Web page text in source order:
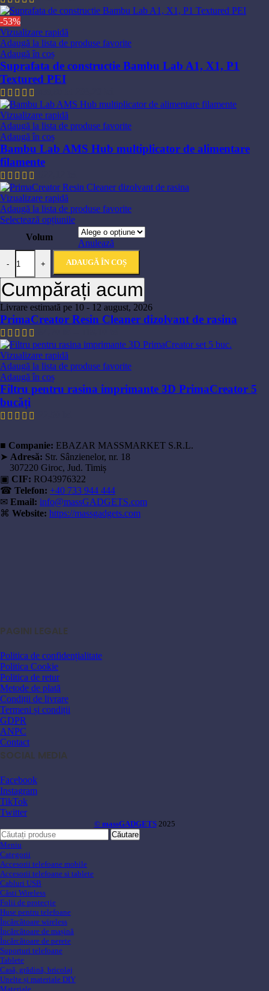
-53%
Vizualizare rapidă
Adaugă la lista de produse favorite
Adaugă în coș
Suprafata de constructie Bambu Lab A1, X1, P1
Textured PEI
Vizualizare rapidă
Adaugă la lista de produse favorite
Adaugă în coș
Bambu Lab AMS Hub multiplicator de alimentare
filamente
Vizualizare rapidă
Adaugă la lista de produse favorite
Selectează opțiunile
Volum
Anulează
- + ADAUGĂ ÎN COȘ
Cumpărați acum
Livrare estimată pe 10 - 12 august, 2026
PrimaCreator Resin Cleaner dizolvant de rasina
Vizualizare rapidă
Adaugă la lista de produse favorite
Adaugă în coș
Filtru pentru rasina imprimante 3D PrimaCreator 5
bucăți
■ Companie: EBAZAR MASSMARKET S.R.L.
➤ Adresă: Str. Sânzienelor, nr. 18
307220 Giroc, Jud. Timiș
▣ CIF: RO43976322
☎ Telefon: +40 733 944 444
✉ Email: info@massGADGETS.com
⌘ Website: https://massgadgets.com
PAGINI LEGALE
Politica de confidențialitate
Politica Cookie
Politica de retur
Metode de plată
Condiții de livrare
Termeni și condiții
GDPR
ANPC
Contact
SOCIAL MEDIA
Facebook
Instagram
TikTok
Twitter
© massGADGETS 2025
Căutare
Meniu
Categorii
Accesorii telefoane mobile
Accesorii telefoane si tablete
Cabluri USB
Căsti Wireless
Folii de protecție
Huse pentru telefoane
Încărcătoare wireless
Încărcătoare de mașină
Încărcătoare de perete
Suporturi telefoane
Tablete
Casă, grădină, bricolaj
Unelte și materiale DIY
Materiale